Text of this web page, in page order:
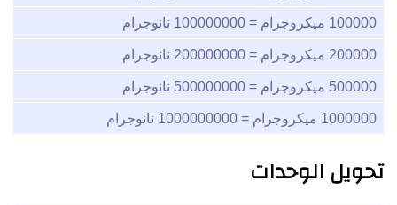
100000 ميكروجرام = 100000000 نانوجرام
200000 ميكروجرام = 200000000 نانوجرام
500000 ميكروجرام = 500000000 نانوجرام
1000000 ميكروجرام = 1000000000 نانوجرام
تحويل الوحدات